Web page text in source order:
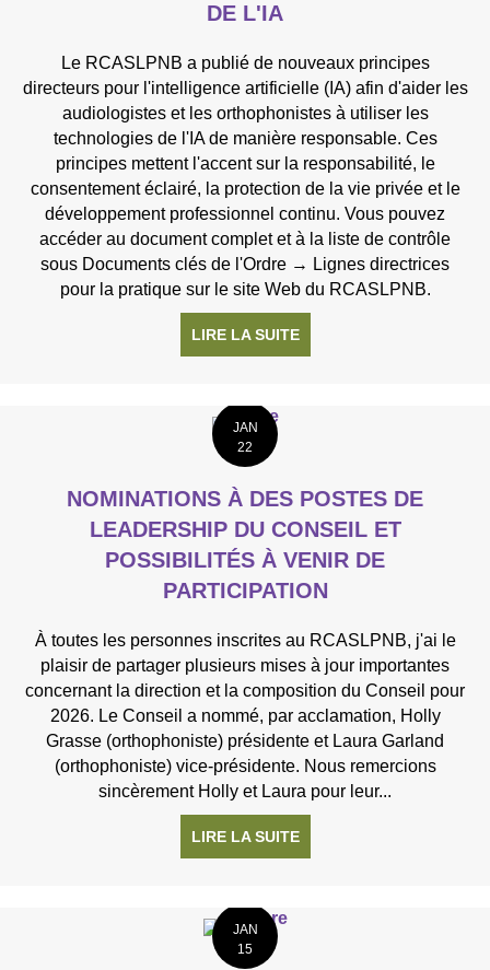
DE L'IA
Le RCASLPNB a publié de nouveaux principes
directeurs pour l'intelligence artificielle (IA) afin d'aider les
audiologistes et les orthophonistes à utiliser les
technologies de l'IA de manière responsable. Ces
principes mettent l'accent sur la responsabilité, le
consentement éclairé, la protection de la vie privée et le
développement professionnel continu. Vous pouvez
accéder au document complet et à la liste de contrôle
sous Documents clés de l'Ordre → Lignes directrices
pour la pratique sur le site Web du RCASLPNB.
LIRE LA SUITEÀ PROPOS DE
JAN
22
NOMINATIONS À DES POSTES DE
LEADERSHIP DU CONSEIL ET
POSSIBILITÉS À VENIR DE
PARTICIPATION
À toutes les personnes inscrites au RCASLPNB, j'ai le
plaisir de partager plusieurs mises à jour importantes
concernant la direction et la composition du Conseil pour
2026. Le Conseil a nommé, par acclamation, Holly
Grasse (orthophoniste) présidente et Laura Garland
(orthophoniste) vice-présidente. Nous remercions
sincèrement Holly et Laura pour leur...
LIRE LA SUITEÀ PROPOS DE
JAN
15